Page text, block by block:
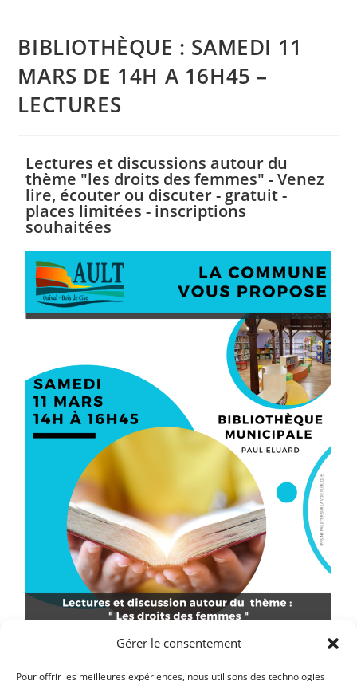
Gérer le consentement
Pour offrir les meilleures expériences, nous utilisons des technologies
BIBLIOTHÈQUE : SAMEDI 11
MARS DE 14H A 16H45 –
LECTURES
Lectures et discussions autour du
thème "les droits des femmes" - Venez
lire, écouter ou discuter - gratuit -
places limitées - inscriptions
souhaitées